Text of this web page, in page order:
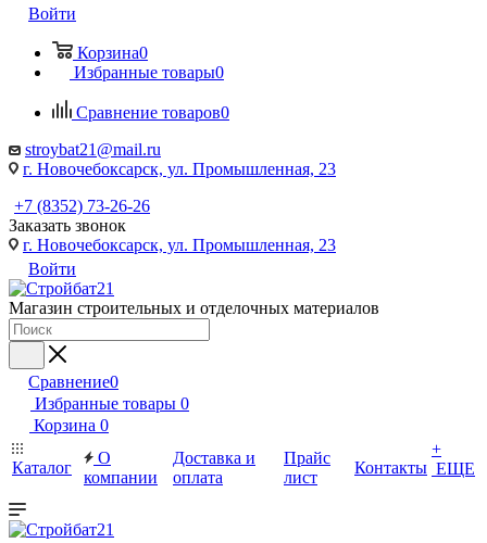
Войти
Корзина0
Избранные товары0
Сравнение товаров0
stroybat21@mail.ru
г. Новочебоксарск, ул. Промышленная, 23
+7 (8352) 73-26-26
Заказать звонок
г. Новочебоксарск, ул. Промышленная, 23
Войти
Магазин строительных и отделочных материалов
Сравнение0
Избранные товары 0
Корзина 0
Каталог
О
компании
Доставка и
оплата
Прайс
лист
Контакты
+
ЕЩЕ